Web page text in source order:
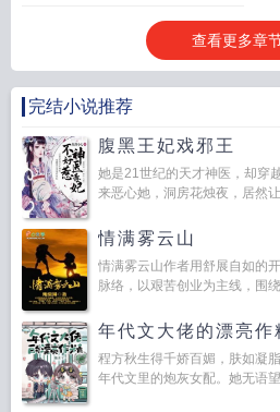
查看更多章节
完结小说推荐
腹黑王妃戏邪王
她是21世纪的天才神医，却穿
来恶心她，洞房花烛夜，居然
情满雾云山
情满雾云山作者用舒展自如的
脉络，以艰苦创业为主线，围
年代文大佬的漂亮作
程方秋生得千娇百媚，肤如凝
年代文里的炮灰女配。她无语